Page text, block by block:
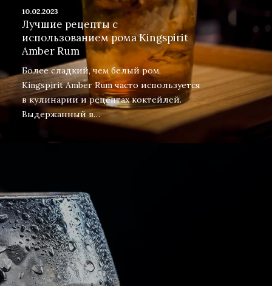
10.02.2023
Лучшие рецепты с
использованием рома Kingspirit
Amber Rum
Более сладкий, чем белый ром,
Kingspirit Amber Rum часто используется
в кулинарии и рецептах коктейлей.
Выдержанный в…